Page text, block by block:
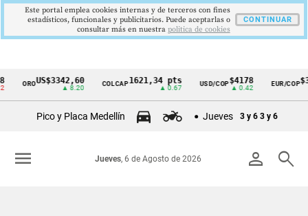
Cintillo
Colombia
OROUS$3342,60
▲ 8.20
COLCAP1621,34 pts
▲ 0.67
USD/COP$4178
▲ 0.42
EUR/COP
Pico y Placa Medellín Jueves 3 y 6 3 y 6
person search
Jueves, 6 de Agosto de 2026
menu
Este portal emplea cookies internas y de terceros con fines
estadísticos, funcionales y publicitarios. Puede aceptarlas o
consultar más en nuestra politica de cookies
CONTINUAR